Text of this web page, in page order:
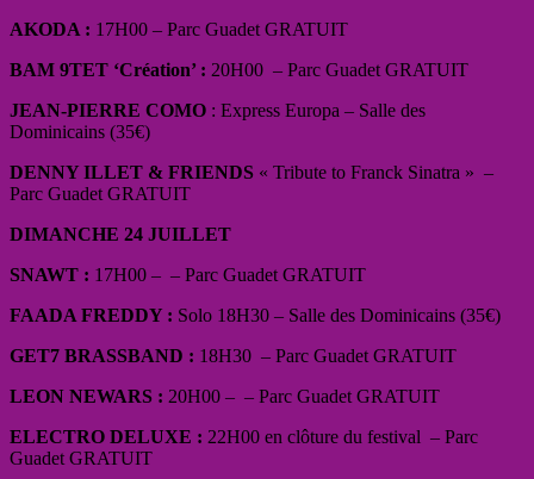
AKODA : 17H00 – Parc Guadet GRATUIT
BAM 9TET ‘Création’ : 20H00 – Parc Guadet GRATUIT
JEAN-PIERRE COMO : Express Europa – Salle des
Dominicains (35€)
DENNY ILLET & FRIENDS « Tribute to Franck Sinatra » –
Parc Guadet GRATUIT
DIMANCHE 24 JUILLET
SNAWT : 17H00 – – Parc Guadet GRATUIT
FAADA FREDDY : Solo 18H30 – Salle des Dominicains (35€)
GET7 BRASSBAND : 18H30 – Parc Guadet GRATUIT
LEON NEWARS : 20H00 – – Parc Guadet GRATUIT
ELECTRO DELUXE : 22H00 en clôture du festival – Parc
Guadet GRATUIT